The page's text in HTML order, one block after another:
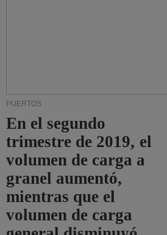
PUERTOS
En el segundo
trimestre de 2019, el
volumen de carga a
granel aumentó,
mientras que el
volumen de carga